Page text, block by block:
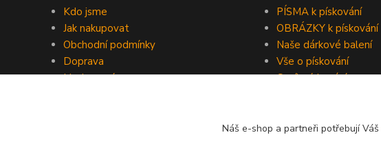
Kdo jsme
Jak nakupovat
Obchodní podmínky
Doprava
Hodnocení
PÍSMA k pískování
OBRÁZKY k pískování
Naše dárkové balení
Vše o pískování
Ceník pískování
Náš e-shop a partneři potřebují Váš